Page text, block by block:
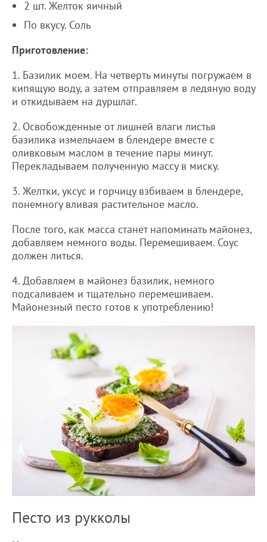
2 шт. Желток яичный
По вкусу. Соль
Приготовление:
1. Базилик моем. На четверть минуты погружаем в
кипящую воду, а затем отправляем в ледяную воду
и откидываем на дуршлаг.
2. Освобожденные от лишней влаги листья
базилика измельчаем в блендере вместе с
оливковым маслом в течение пары минут.
Перекладываем полученную массу в миску.
3. Желтки, уксус и горчицу взбиваем в блендере,
понемногу вливая растительное масло.
После того, как масса станет напоминать майонез,
добавляем немного воды. Перемешиваем. Соус
должен литься.
4. Добавляем в майонез базилик, немного
подсаливаем и тщательно перемешиваем.
Майонезный песто готов к употреблению!
Песто из рукколы